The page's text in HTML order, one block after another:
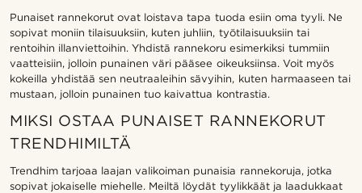
Punaiset rannekorut ovat loistava tapa tuoda esiin oma tyyli. Ne
sopivat moniin tilaisuuksiin, kuten juhliin, työtilaisuuksiin tai
rentoihin illanviettoihin. Yhdistä rannekoru esimerkiksi tummiin
vaatteisiin, jolloin punainen väri pääsee oikeuksiinsa. Voit myös
kokeilla yhdistää sen neutraaleihin sävyihin, kuten harmaaseen tai
mustaan, jolloin punainen tuo kaivattua kontrastia.
MIKSI OSTAA PUNAISET RANNEKORUT
TRENDHIMILTÄ
Trendhim tarjoaa laajan valikoiman punaisia rannekoruja, jotka
sopivat jokaiselle miehelle. Meiltä löydät tyylikkäät ja laadukkaat